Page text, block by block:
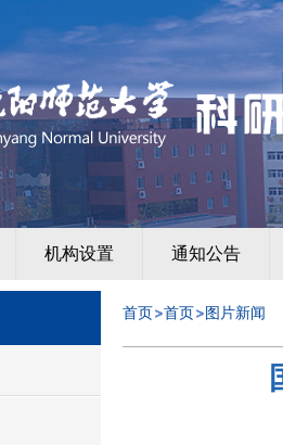
机构设置 通知公告
首页 首页 图片新闻